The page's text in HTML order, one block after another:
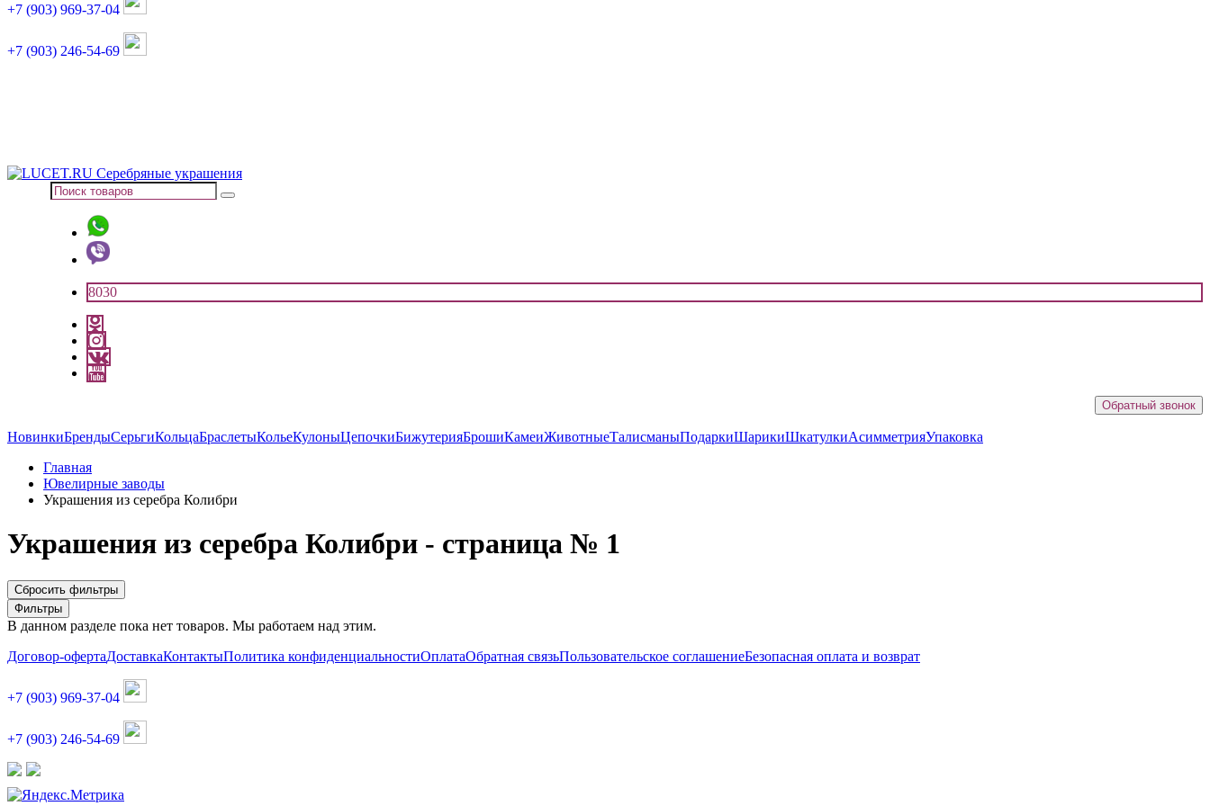
+7 (903) 969-37-04
+7 (903) 246-54-69
8030
Обратный звонок
НовинкиБрендыСерьгиКольцаБраслетыКольеКулоныЦепочкиБижутерияБрошиКамеиЖивотныеТалисманыПодаркиШарикиШкатулкиАсимметрияУпаковка
Главная
Ювелирные заводы
Украшения из серебра Колибри
Украшения из серебра Колибри - страница № 1
Сбросить фильтры
Фильтры
В данном разделе пока нет товаров. Мы работаем над этим.
Договор-офертаДоставкаКонтактыПолитика конфиденциальностиОплатаОбратная связьПользовательское соглашениеБезопасная оплата и возврат
+7 (903) 969-37-04
+7 (903) 246-54-69